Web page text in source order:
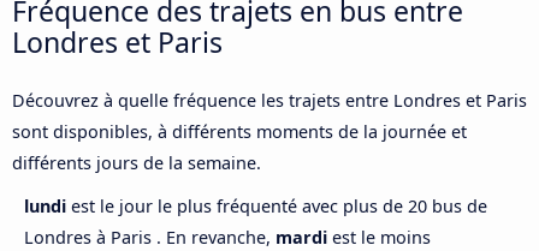
Fréquence des trajets en bus entre
Londres et Paris
Découvrez à quelle fréquence les trajets entre Londres et Paris
sont disponibles, à différents moments de la journée et
différents jours de la semaine.
lundi est le jour le plus fréquenté avec plus de 20 bus de
Londres à Paris . En revanche, mardi est le moins